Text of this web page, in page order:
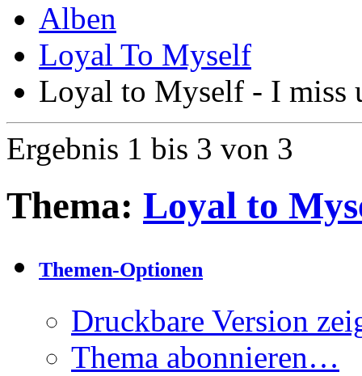
Alben
Loyal To Myself
Loyal to Myself - I miss
Ergebnis 1 bis 3 von 3
Thema: Loyal to
Themen-Optionen
Druckbare Version
Thema abonnieren…